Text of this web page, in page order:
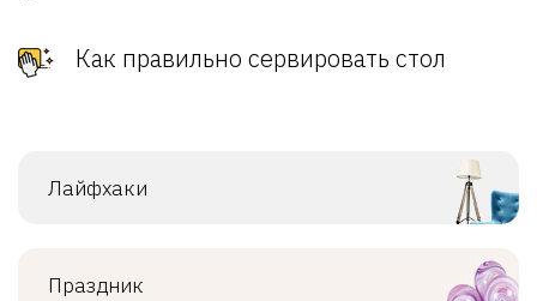
Как правильно сервировать стол
Лайфхаки
Праздник